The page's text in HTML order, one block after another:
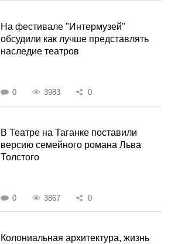
На фестивале "Интермузей"
обсудили как лучше представлять
наследие театров
0 3983 0
В Театре на Таганке поставили
версию семейного романа Льва
Толстого
0 3867 0
Колониальная архитектура, жизнь